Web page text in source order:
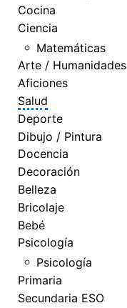
Cocina
Ciencia
Matemáticas
Arte / Humanidades
Aficiones
Salud
Deporte
Dibujo / Pintura
Docencia
Decoración
Belleza
Bricolaje
Bebé
Psicología
Psicología
Primaria
Secundaria ESO